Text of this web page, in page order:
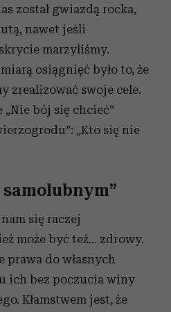
został gwiazdą rocka,
nawet jeśli
marzyliśmy.
osiągnięć było to, że
zrealizować swoje cele.
bój się chcieć”
„Kto się nie
się raczej
może być też… zdrowy.
prawa do własnych
ich bez poczucia winy
Kłamstwem jest, że